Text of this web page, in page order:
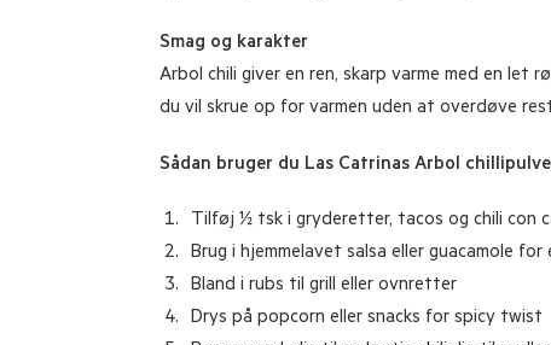
Smag og karakter
Arbol chili giver en ren, skarp varme med en
du vil skrue op for varmen uden at overdøve
Sådan bruger du Las Catrinas Arbol
Tilføj ½ tsk i gryderetter, tacos og chili con
Brug i hjemmelavet salsa eller guacamole for
Bland i rubs til grill eller ovnretter
Drys på popcorn eller snacks for spicy twist